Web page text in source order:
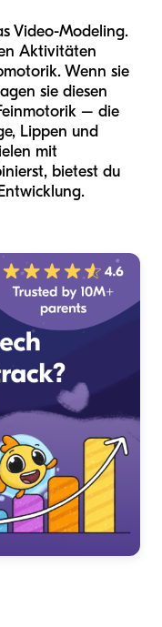
Video-Modeling.
Aktivitäten
Wenn sie
sie diesen
– die
Lippen und
mit
bietest du